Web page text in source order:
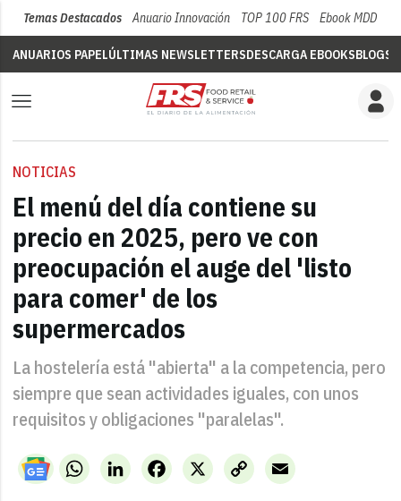
Temas Destacados Anuario Innovación TOP 100 FRS Ebook MDD
ANUARIOS PAPELÚLTIMAS NEWSLETTERSDESCARGA EBOOKSBLOGS
NOTICIAS
El menú del día contiene su
precio en 2025, pero ve con
preocupación el auge del 'listo
para comer' de los
supermercados
La hostelería está "abierta" a la competencia, pero
siempre que sean actividades iguales, con unos
requisitos y obligaciones "paralelas".
WhatsAppLinkedIn X
Facebook
Copy
Link
Email